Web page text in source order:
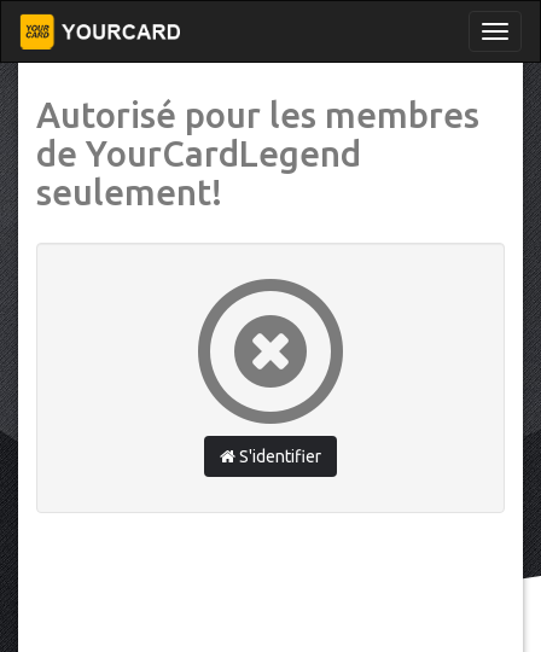
Autorisé pour les membres
de YourCardLegend
seulement!
S'identifier